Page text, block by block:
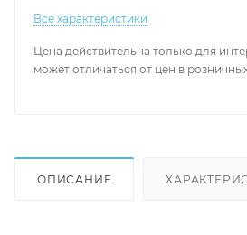
Все характеристики
Цена действительна только для
может отличаться от цен в
ОПИСАНИЕ